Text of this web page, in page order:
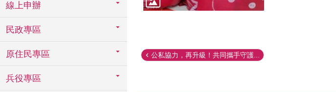
線上申辦
民政專區
原住民專區
兵役專區
公私協力，再升級！共同攜手守護...